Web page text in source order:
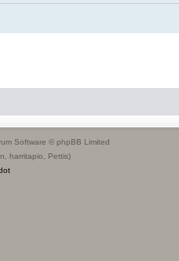
Software © phpBB Limited
harritapio, Pettis)